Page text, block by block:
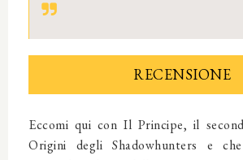
RECENSIONE
Eccomi qui con Il Principe, il
Origini degli Shadowhunters e